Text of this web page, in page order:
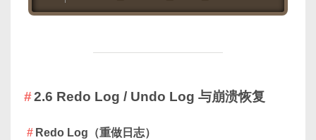
2.6 Redo Log / Undo Log 与崩溃恢复
Redo Log（重做日志）